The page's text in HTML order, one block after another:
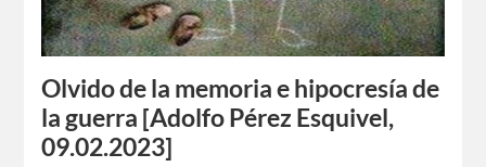
Olvido de la memoria e hipocresía de
la guerra [Adolfo Pérez Esquivel,
09.02.2023]